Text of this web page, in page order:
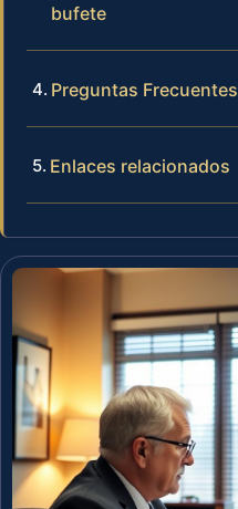
bufete
Preguntas Frecuentes
Enlaces relacionados